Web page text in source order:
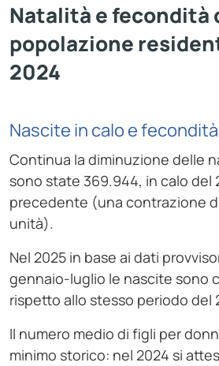
Natalità e fecondità
popolazione
2024
Nascite in calo e
Continua la diminuzione delle
sono state 369.944, in calo del
precedente (una contrazione
unità).
Nel 2025 in base ai dati
gennaio-luglio le nascite sono
rispetto allo stesso periodo del
Il numero medio di figli per
minimo storico: nel 2024 si